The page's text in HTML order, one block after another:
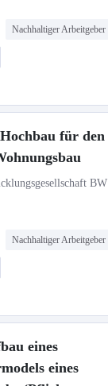
Nachhaltiger Arbeitgeber
für den
BW
Nachhaltiger Arbeitgeber
eines
eines